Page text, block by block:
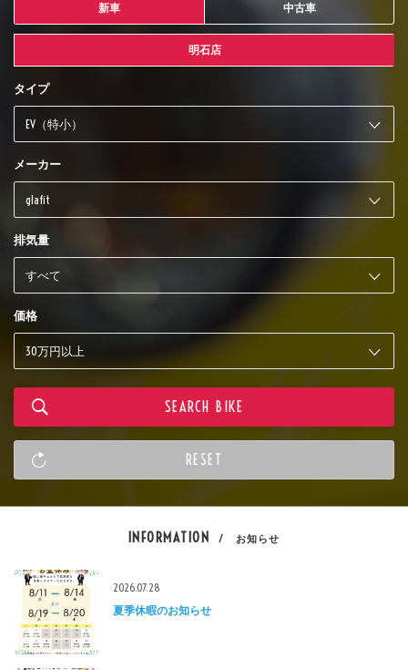
新車 中古車
明石店
タイプ
メーカー
排気量
価格
INFORMATION / お知らせ
2026.07.28
夏季休暇のお知らせ